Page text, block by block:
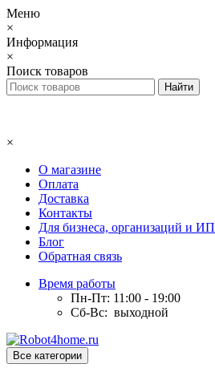
Меню
×
Информация
×
Поиск товаров
×
О магазине
Оплата
Доставка
Контакты
Для бизнеса, организаций и ИП
Блог
Обратная связь
Время работы
Пн-Пт: 11:00 - 19:00
Сб-Вс: выходной
Все категории